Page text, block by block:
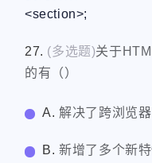
<section>;
27. (多选题)关于
的有（）
A.解决了跨浏览
B.新增了多个新